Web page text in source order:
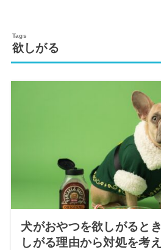
欲しがる
犬がおやつを欲しがると
しがる理由から対処を考